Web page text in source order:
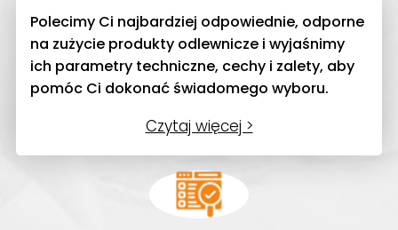
Polecimy Ci najbardziej odpowiednie, odporne
na zużycie produkty odlewnicze i wyjaśnimy
ich parametry techniczne, cechy i zalety, aby
pomóc Ci dokonać świadomego wyboru.
Czytaj więcej >